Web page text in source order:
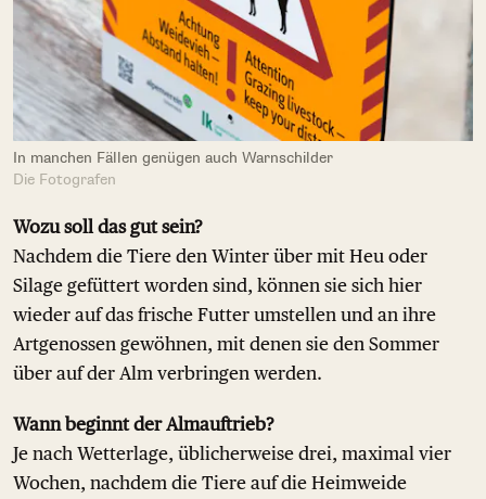
In manchen Fällen genügen auch Warnschilder
Die Fotografen
Wozu soll das gut sein?
Nachdem die Tiere den Winter über mit Heu oder
Silage gefüttert worden sind, können sie sich hier
wieder auf das frische Futter umstellen und an ihre
Artgenossen gewöhnen, mit denen sie den Sommer
über auf der Alm verbringen werden.
Wann beginnt der Almauftrieb?
Je nach Wetterlage, üblicherweise drei, maximal vier
Wochen, nachdem die Tiere auf die Heimweide